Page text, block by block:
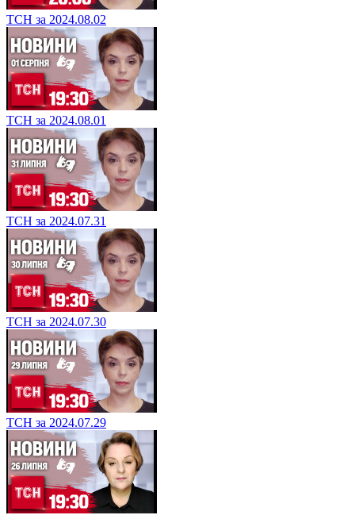
ТСН за 2024.08.02
ТСН за 2024.08.01
ТСН за 2024.07.31
ТСН за 2024.07.30
ТСН за 2024.07.29